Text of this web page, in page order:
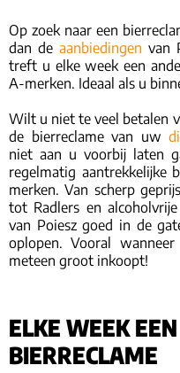
Op zoek naar een
dan de aanbiedingen van
treft u elke week een
A-merken. Ideaal als u
Wilt u niet te veel betalen
de bierreclame van uw
niet aan u voorbij laten
regelmatig aantrekkelijke
merken. Van scherp
tot Radlers en
van Poiesz goed in de
oplopen. Vooral
meteen groot inkoopt!
ELKE WEEK
BIERRECLAME